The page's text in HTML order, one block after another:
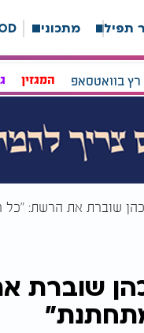
תפילה מתכונים
רץ בוואטסאפ המגזין
שוברת את הרשת:
שוברת